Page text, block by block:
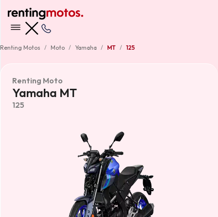
Renting Motos Moto Yamaha MT 125
Renting Moto
Yamaha MT
125